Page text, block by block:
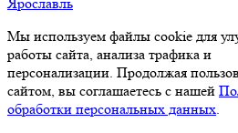
Мы используем файлы cookie для
работы сайта, анализа трафика и
персонализации. Продолжая
сайтом, вы соглашаетесь с нашей
обработки персональных данных